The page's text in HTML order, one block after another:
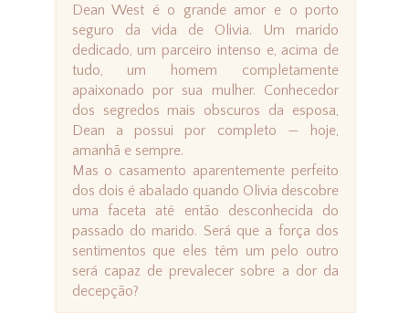
Dean West é o grande amor e o porto
seguro da vida de Olivia. Um marido
dedicado, um parceiro intenso e, acima de
tudo, um homem completamente
apaixonado por sua mulher. Conhecedor
dos segredos mais obscuros da esposa,
Dean a possui por completo — hoje,
amanhã e sempre.
Mas o casamento aparentemente perfeito
dos dois é abalado quando Olivia descobre
uma faceta até então desconhecida do
passado do marido. Será que a força dos
sentimentos que eles têm um pelo outro
será capaz de prevalecer sobre a dor da
decepção?